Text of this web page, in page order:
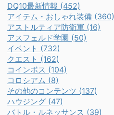
DQ10最新情報 (452)
アイテム・おしゃれ装備 (360)
アストルティア防衛軍 (16)
アスフェルド学園 (50)
イベント (732)
クエスト (162)
コインボス (104)
コロシアム (8)
その他のコンテンツ (137)
ハウジング (47)
バトル・ルネッサンス (39)